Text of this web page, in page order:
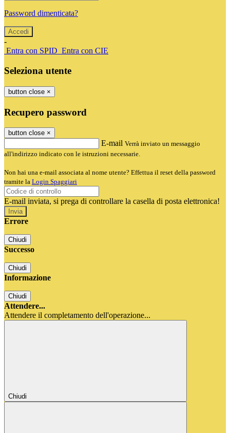
Password dimenticata?
-
Entra con SPID Entra con CIE
Seleziona utente
button close ×
Recupero password
button close ×
E-mail Verrà inviato un messaggio
all'indirizzo indicato con le istruzioni necessarie.
Non hai una e-mail associata al nome utente? Effettua il reset della password
tramite la Login Spaggiari
E-mail inviata, si prega di controllare la casella di posta elettronica!
Errore
Chiudi
Successo
Chiudi
Informazione
Chiudi
Attendere...
Attendere il completamento dell'operazione...
Chiudi